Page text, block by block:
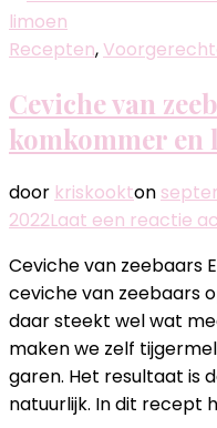
Recepten,
Ceviche van
komkommer en
door kriskookton
2022Laat een reactie
Ceviche van zeebaars
ceviche van zeebaars
daar steekt wel wat
maken we zelf
garen. Het resultaat is
natuurlijk. In dit recept